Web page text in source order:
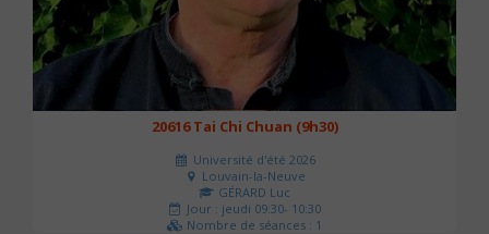
20616 Tai Chi Chuan (9h30)
Université d'été 2026
Louvain-la-Neuve
GÉRARD Luc
Jour : jeudi 09:30- 10:30
Nombre de séances : 1